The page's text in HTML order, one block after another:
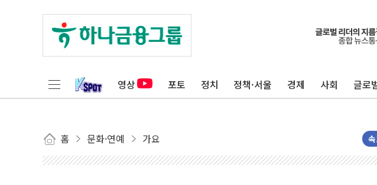
영상 포토 정치 정책·서울 경제 사회 글로
홈 문화·연예 가요